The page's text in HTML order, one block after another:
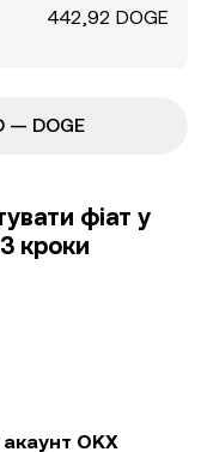
442,92 DOGE
— DOGE
фіат у
кроки
OKX